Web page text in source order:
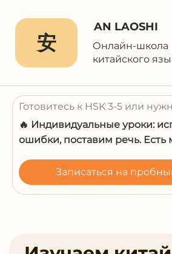
安
AN LAOSHI
Онлайн-школа
китайского
Готовитесь к HSK 3-5 или
🔥 Индивидуальные уроки:
ошибки, поставим речь. Есть
Записаться на